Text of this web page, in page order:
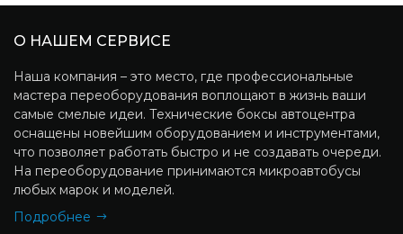
О НАШЕМ СЕРВИСЕ
Наша компания – это место, где профессиональные
мастера переоборудования воплощают в жизнь ваши
самые смелые идеи. Технические боксы автоцентра
оснащены новейшим оборудованием и инструментами,
что позволяет работать быстро и не создавать очереди.
На переоборудование принимаются микроавтобусы
любых марок и моделей.
Подробнее